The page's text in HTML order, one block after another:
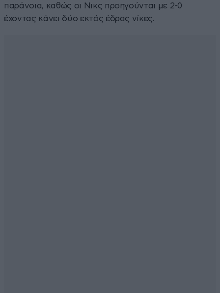
παράνοια, καθώς οι Νικς προηγούνται με 2-0
έχοντας κάνει δύο εκτός έδρας νίκες.